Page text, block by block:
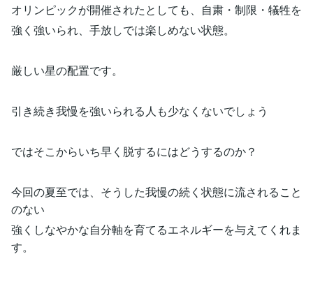
オリンピックが開催されたとしても、自粛・制限・犠牲を
強く強いられ、手放しでは楽しめない状態。
厳しい星の配置です。
引き続き我慢を強いられる人も少なくないでしょう
ではそこからいち早く脱するにはどうするのか？
今回の夏至では、そうした我慢の続く状態に流されること
のない
強くしなやかな自分軸を育てるエネルギーを与えてくれま
す。